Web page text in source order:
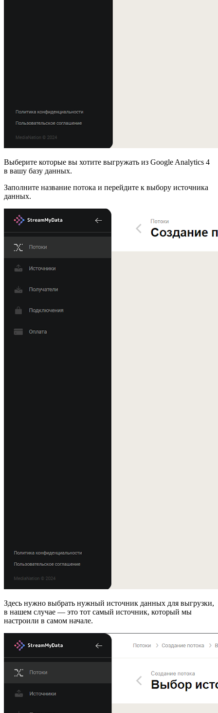
Выберите которые вы хотите выгружать из Google Analytics 4
в вашу базу данных.
Заполните название потока и перейдите к выбору источника
данных.
Здесь нужно выбрать нужный источник данных для выгрузки,
в нашем случае — это тот самый источник, который мы
настроили в самом начале.